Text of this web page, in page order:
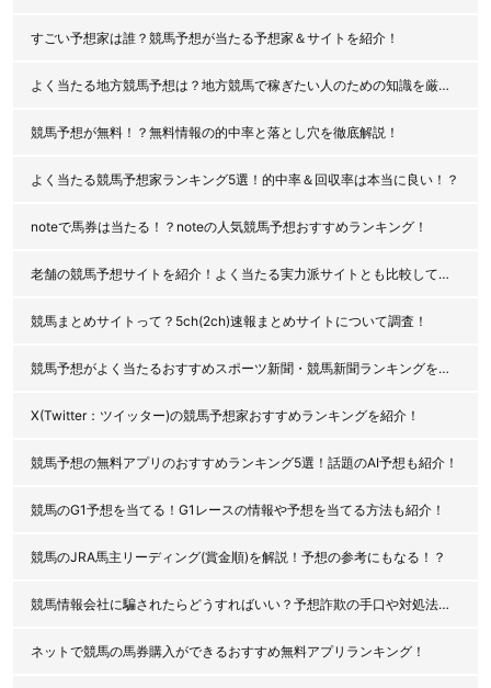
すごい予想家は誰？競馬予想が当たる予想家＆サイトを紹介！
よく当たる地方競馬予想は？地方競馬で稼ぎたい人のための知識を厳選公開！
競馬予想が無料！？無料情報の的中率と落とし穴を徹底解説！
よく当たる競馬予想家ランキング5選！的中率＆回収率は本当に良い！？
noteで馬券は当たる！？noteの人気競馬予想おすすめランキング！
老舗の競馬予想サイトを紹介！よく当たる実力派サイトとも比較してみた！
競馬まとめサイトって？5ch(2ch)速報まとめサイトについて調査！
競馬予想がよく当たるおすすめスポーツ新聞・競馬新聞ランキングを紹介！
X(Twitter：ツイッター)の競馬予想家おすすめランキングを紹介！
競馬予想の無料アプリのおすすめランキング5選！話題のAI予想も紹介！
競馬のG1予想を当てる！G1レースの情報や予想を当てる方法も紹介！
競馬のJRA馬主リーディング(賞金順)を解説！予想の参考にもなる！？
競馬情報会社に騙されたらどうすればいい？予想詐欺の手口や対処法を解説！
ネットで競馬の馬券購入ができるおすすめ無料アプリランキング！